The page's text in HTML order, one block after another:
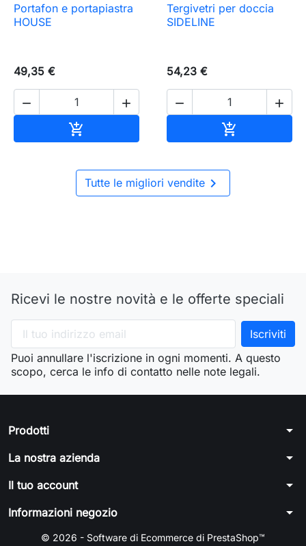
Portafon e portapiastra
HOUSE
49,35 €
 

Tergivetri per doccia
SIDELINE
54,23 €
 

Tutte le migliori vendite 
Ricevi le nostre novità e le offerte speciali
Puoi annullare l'iscrizione in ogni momenti. A questo
scopo, cerca le info di contatto nelle note legali.
Prodotti arrow_drop_down
La nostra azienda arrow_drop_down
Il tuo account arrow_drop_down
Informazioni negozio arrow_drop_down
© 2026 - Software di Ecommerce di PrestaShop™